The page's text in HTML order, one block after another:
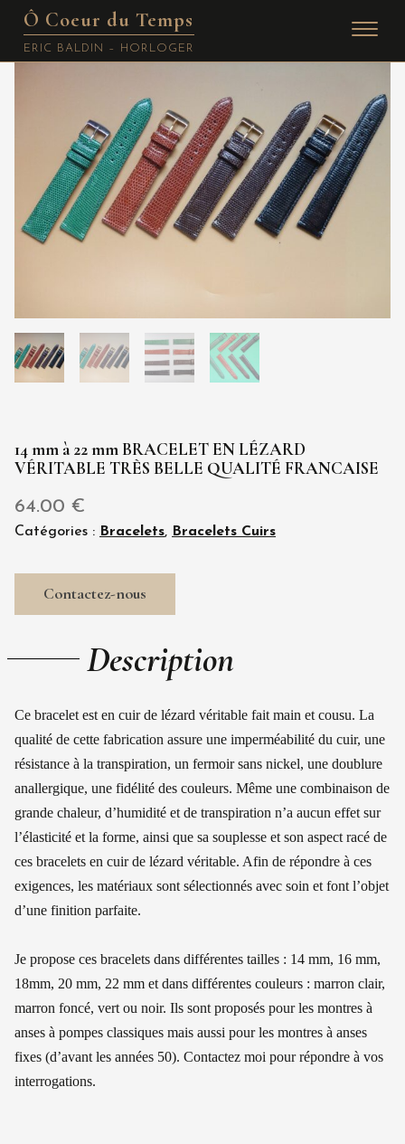
SkipÔ Coeur du Temps
ERIC BALDIN – HORLOGER
14 mm à 22 mm BRACELET EN LÉZARD
VÉRITABLE TRÈS BELLE QUALITÉ FRANCAISE
64.00 €
Catégories : Bracelets, Bracelets Cuirs
Contactez-nous
Description
Ce bracelet est en cuir de lézard véritable fait main et cousu. La
qualité de cette fabrication assure une imperméabilité du cuir, une
résistance à la transpiration, un fermoir sans nickel, une doublure
anallergique, une fidélité des couleurs. Même une combinaison de
grande chaleur, d’humidité et de transpiration n’a aucun effet sur
l’élasticité et la forme, ainsi que sa souplesse et son aspect racé de
ces bracelets en cuir de lézard véritable. Afin de répondre à ces
exigences, les matériaux sont sélectionnés avec soin et font l’objet
d’une finition parfaite.
Je propose ces bracelets dans différentes tailles : 14 mm, 16 mm,
18mm, 20 mm, 22 mm et dans différentes couleurs : marron clair,
marron foncé, vert ou noir. Ils sont proposés pour les montres à
anses à pompes classiques mais aussi pour les montres à anses
fixes (d’avant les années 50). Contactez moi pour répondre à vos
interrogations.